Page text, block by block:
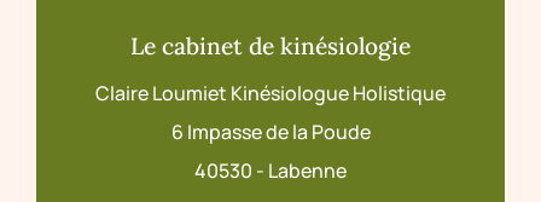
Le cabinet de kinésiologie
Claire Loumiet Kinésiologue Holistique
6 Impasse de la Poude
40530 - Labenne